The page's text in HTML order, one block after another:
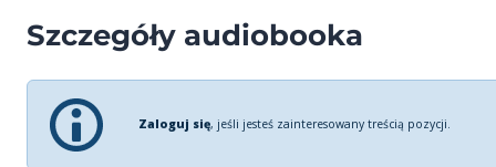
Szczegóły audiobooka
Zaloguj się, jeśli jesteś zainteresowany treścią pozycji.